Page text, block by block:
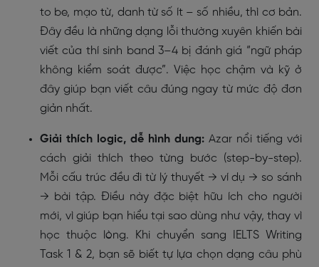
to be, mạo từ, danh từ số ít – số nhiều, thì cơ bản.
Đây đều là những dạng lỗi thường xuyên khiến bài
viết của thí sinh band 3–4 bị đánh giá “ngữ pháp
không kiểm soát được”. Việc học chậm và kỹ ở
đây giúp bạn viết câu đúng ngay từ mức độ đơn
giản nhất.
Giải thích logic, dễ hình dung: Azar nổi tiếng với
cách giải thích theo từng bước (step-by-step).
Mỗi cấu trúc đều đi từ lý thuyết → ví dụ → so sánh
→ bài tập. Điều này đặc biệt hữu ích cho người
mới, vì giúp bạn hiểu tại sao dùng như vậy, thay vì
học thuộc lòng. Khi chuyển sang IELTS Writing
Task 1 & 2, bạn sẽ biết tự lựa chọn dạng câu phù